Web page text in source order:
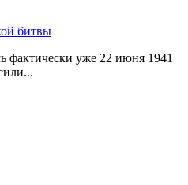
битвы
фактически уже 22 июня 1941